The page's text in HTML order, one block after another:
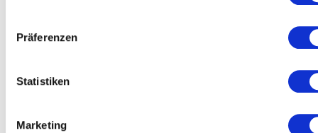
Präferenzen
Statistiken
Marketing